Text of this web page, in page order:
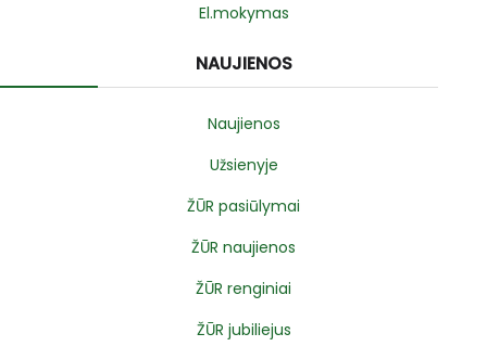
El.mokymas
NAUJIENOS
Naujienos
Užsienyje
ŽŪR pasiūlymai
ŽŪR naujienos
ŽŪR renginiai
ŽŪR jubiliejus